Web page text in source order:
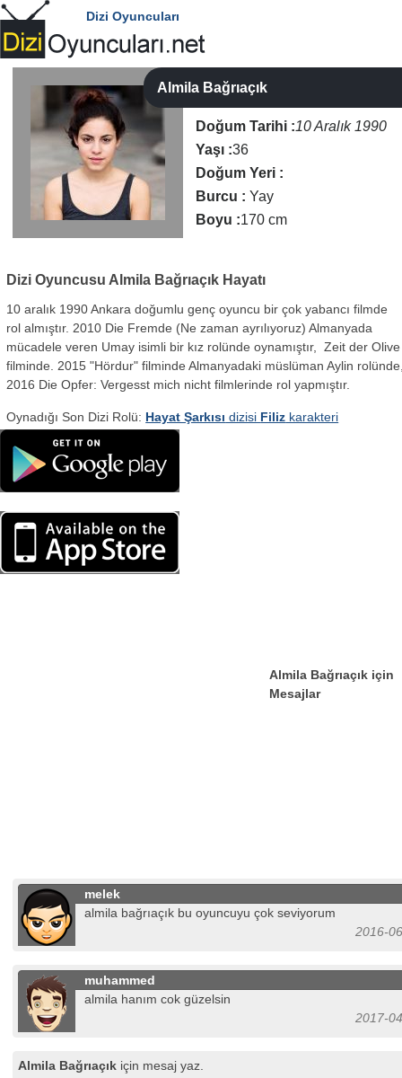
Dizi Oyuncuları
Almila Bağrıaçık
Doğum Tarihi :10 Aralık 1990
Yaşı :36
Doğum Yeri :
Burcu : Yay
Boyu :170 cm
Dizi Oyuncusu Almila Bağrıaçık Hayatı
10 aralık 1990 Ankara doğumlu genç oyuncu bir çok yabancı filmde
rol almıştır.2010 Die Fremde (Ne zaman ayrılıyoruz) Almanyada
mücadele veren Umay isimli bir kız rolünde oynamıştır, Zeit der Olive
filminde. 2015 "Hördur" filminde Almanyadaki müslüman Aylin
2016 Die Opfer: Vergesst mich nicht filmlerinde rol yapmıştır.
Oynadığı Son Dizi Rolü: Hayat Şarkısı dizisi Filiz karakteri
Almila Bağrıaçık için
Mesajlar
melek
almila bağrıaçık bu oyuncuyu çok seviyorum
2016-
muhammed
almila hanım cok güzelsin
2017-
Almila Bağrıaçık için mesaj yaz.